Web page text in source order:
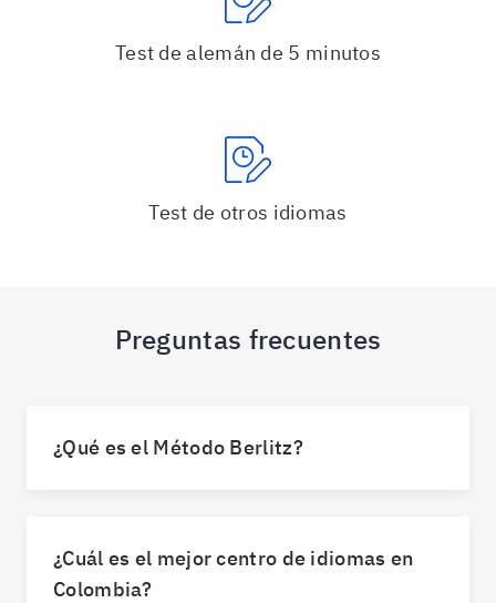
Test de alemán de 5 minutos
Test de otros idiomas
Preguntas frecuentes
¿Qué es el Método Berlitz?
¿Cuál es el mejor centro de idiomas en
Colombia?